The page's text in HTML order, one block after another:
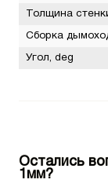
Толщина
Сборка
Угол, deg
Остались
1мм?